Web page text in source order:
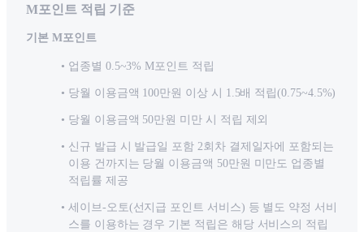
M포인트 적립 기준
기본 M포인트
업종별 0.5~3% M포인트 적립
당월 이용금액 100만원 이상 시 1.5배 적립(0.75~4.5%)
당월 이용금액 50만원 미만 시 적립 제외
신규 발급 시 발급일 포함 2회차 결제일자에 포함되는
이용 건까지는 당월 이용금액 50만원 미만도 업종별
적립률 제공
세이브-오토(선지급 포인트 서비스) 등 별도 약정 서비
스를 이용하는 경우 기본 적립은 해당 서비스의 적립